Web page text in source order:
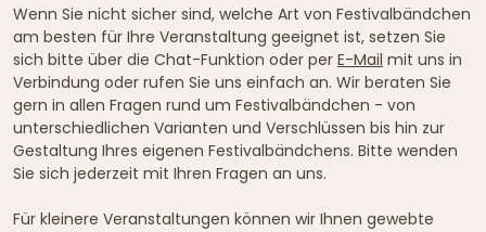
Wenn Sie nicht sicher sind, welche Art von Festivalbändchen
am besten für Ihre Veranstaltung geeignet ist, setzen Sie
sich bitte über die Chat-Funktion oder per E-Mail mit uns in
Verbindung oder rufen Sie uns einfach an. Wir beraten Sie
gern in allen Fragen rund um Festivalbändchen - von
unterschiedlichen Varianten und Verschlüssen bis hin zur
Gestaltung Ihres eigenen Festivalbändchens. Bitte wenden
Sie sich jederzeit mit Ihren Fragen an uns.
Für kleinere Veranstaltungen können wir Ihnen gewebte